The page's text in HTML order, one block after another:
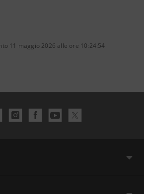
11 maggio 2026 alle ore 10:24:54